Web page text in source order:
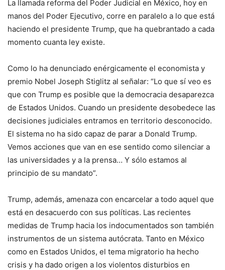
La llamada reforma del Poder Judicial en México, hoy en
manos del Poder Ejecutivo, corre en paralelo a lo que está
haciendo el presidente Trump, que ha quebrantado a cada
momento cuanta ley existe.
Como lo ha denunciado enérgicamente el economista y
premio Nobel Joseph Stiglitz al señalar: “Lo que sí veo es
que con Trump es posible que la democracia desaparezca
de Estados Unidos. Cuando un presidente desobedece las
decisiones judiciales entramos en territorio desconocido.
El sistema no ha sido capaz de parar a Donald Trump.
Vemos acciones que van en ese sentido como silenciar a
las universidades y a la prensa… Y sólo estamos al
principio de su mandato”.
Trump, además, amenaza con encarcelar a todo aquel que
está en desacuerdo con sus políticas. Las recientes
medidas de Trump hacia los indocumentados son también
instrumentos de un sistema autócrata. Tanto en México
como en Estados Unidos, el tema migratorio ha hecho
crisis y ha dado origen a los violentos disturbios en